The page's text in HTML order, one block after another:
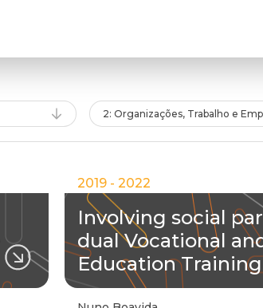
2: Organizações, Trabalho e
2019 - 2022
Involving social
dual Vocational
Education